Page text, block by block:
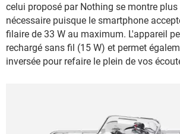
celui proposé par Nothing se montre
nécessaire puisque le smartphone
filaire de 33 W au maximum. L'appareil
rechargé sans fil (15 W) et permet
inversée pour refaire le plein de vos